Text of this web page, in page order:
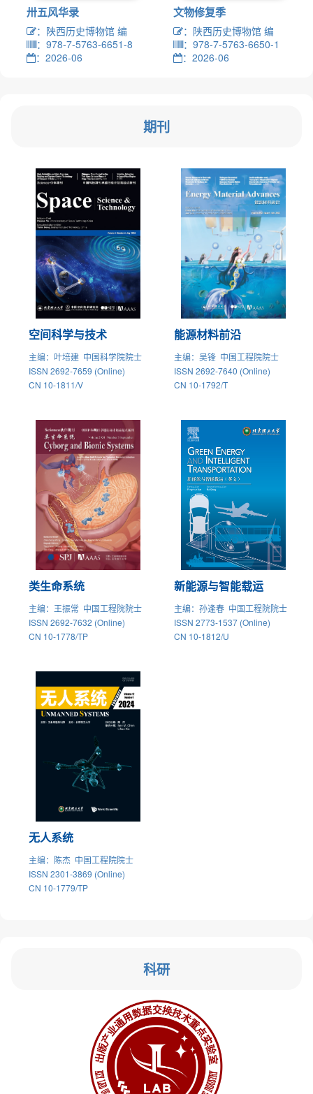
卅五风华录
：陕西历史博物馆 编
：978-7-5763-6651-8
：2026-06
文物修复季
：陕西历史博物馆 编
：978-7-5763-6650-1
：2026-06
期刊
空间科学与技术
主编：叶培建 中国科学院院士
ISSN 2692-7659 (Online)
CN 10-1811/V
能源材料前沿
主编：吴锋 中国工程院院士
ISSN 2692-7640 (Online)
CN 10-1792/T
类生命系统
主编：王振常 中国工程院院士
ISSN 2692-7632 (Online)
CN 10-1778/TP
新能源与智能载运
主编：孙逢春 中国工程院院士
ISSN 2773-1537 (Online)
CN 10-1812/U
无人系统
主编：陈杰 中国工程院院士
ISSN 2301-3869 (Online)
CN 10-1779/TP
科研